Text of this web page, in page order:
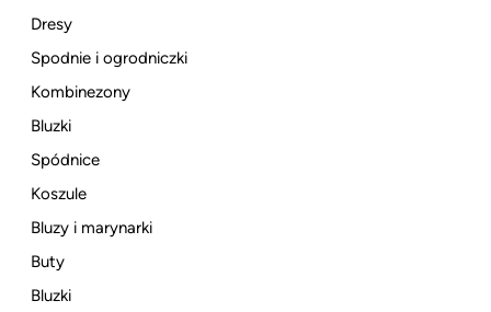
Dresy
Spodnie i ogrodniczki
Kombinezony
Bluzki
Spódnice
Koszule
Bluzy i marynarki
Buty
Bluzki